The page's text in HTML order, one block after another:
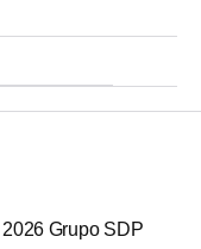
2026 Grupo SDP